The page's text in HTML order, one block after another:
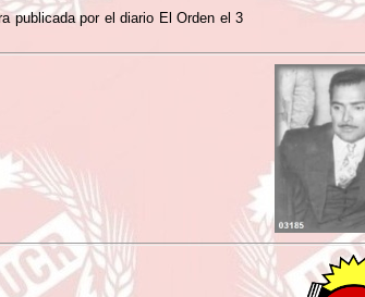
publicada por el diario El Orden el 3